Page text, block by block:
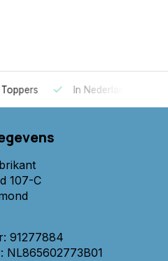
In Nederland gemaakt
107-C
91277884
NL865602773B01